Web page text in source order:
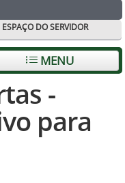
ESPAÇO DO SERVIDOR
MENU
-
para